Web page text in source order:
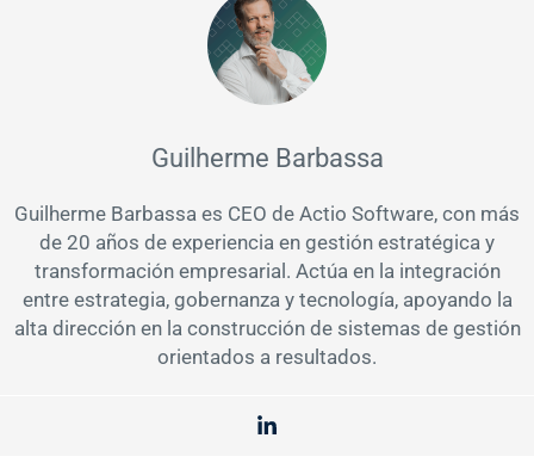
Guilherme Barbassa
Guilherme Barbassa es CEO de Actio Software, con más
de 20 años de experiencia en gestión estratégica y
transformación empresarial. Actúa en la integración
entre estrategia, gobernanza y tecnología, apoyando la
alta dirección en la construcción de sistemas de gestión
orientados a resultados.